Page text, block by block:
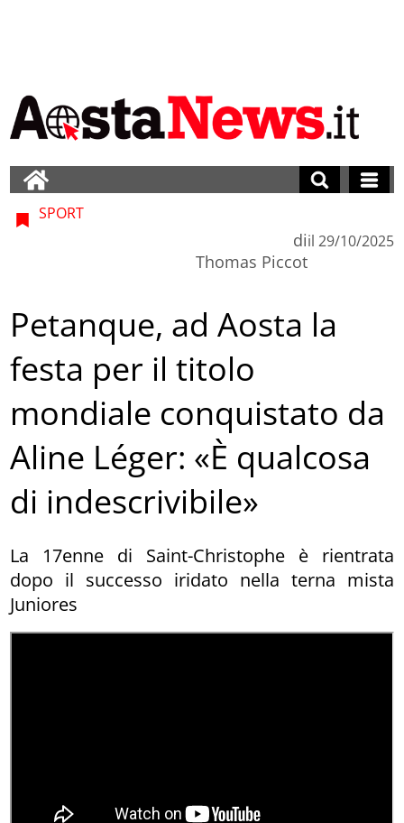
SPORT
di
Thomas Piccot
il 29/10/2025
Petanque, ad Aosta la
festa per il titolo
mondiale conquistato da
Aline Léger: «È qualcosa
di indescrivibile»
La 17enne di Saint-Christophe è rientrata
dopo il successo iridato nella terna mista
Juniores